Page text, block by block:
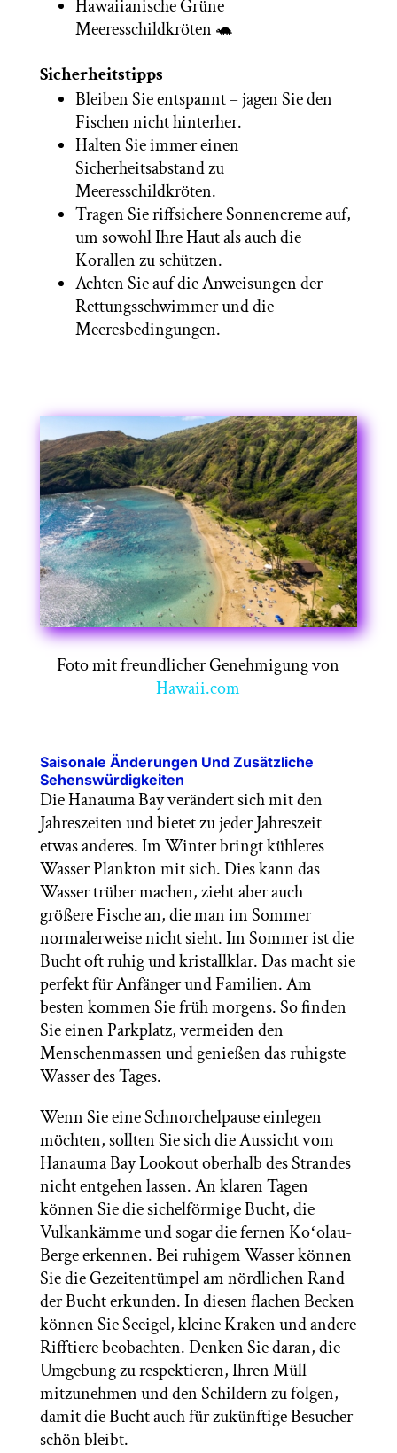
Hawaiianische Grüne
Meeresschildkröten 🐢
Sicherheitstipps
Bleiben Sie entspannt – jagen Sie den
Fischen nicht hinterher.
Halten Sie immer einen
Sicherheitsabstand zu
Meeresschildkröten.
Tragen Sie riffsichere Sonnencreme auf,
um sowohl Ihre Haut als auch die
Korallen zu schützen.
Achten Sie auf die Anweisungen der
Rettungsschwimmer und die
Meeresbedingungen.
Foto mit freundlicher Genehmigung von
Hawaii.com
Saisonale Änderungen Und Zusätzliche
Sehenswürdigkeiten
Die Hanauma Bay verändert sich mit den
Jahreszeiten und bietet zu jeder Jahreszeit
etwas anderes. Im Winter bringt kühleres
Wasser Plankton mit sich. Dies kann das
Wasser trüber machen, zieht aber auch
größere Fische an, die man im Sommer
normalerweise nicht sieht. Im Sommer ist die
Bucht oft ruhig und kristallklar. Das macht sie
perfekt für Anfänger und Familien. Am
besten kommen Sie früh morgens. So finden
Sie einen Parkplatz, vermeiden den
Menschenmassen und genießen das ruhigste
Wasser des Tages.
Wenn Sie eine Schnorchelpause einlegen
möchten, sollten Sie sich die Aussicht vom
Hanauma Bay Lookout oberhalb des Strandes
nicht entgehen lassen. An klaren Tagen
können Sie die sichelförmige Bucht, die
Vulkankämme und sogar die fernen Koʻolau-
Berge erkennen. Bei ruhigem Wasser können
Sie die Gezeitentümpel am nördlichen Rand
der Bucht erkunden. In diesen flachen Becken
können Sie Seeigel, kleine Kraken und andere
Rifftiere beobachten. Denken Sie daran, die
Umgebung zu respektieren, Ihren Müll
mitzunehmen und den Schildern zu folgen,
damit die Bucht auch für zukünftige Besucher
schön bleibt.